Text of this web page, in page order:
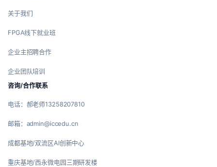
关于我们
FPGA线下就业班
企业主招聘合作
企业团队培训
咨询/合作联系
电话：郝老师13258207810
邮箱：admin@iccedu.cn
成都基地/双流区AI创新中心
重庆基地/西永微电园三期研发楼